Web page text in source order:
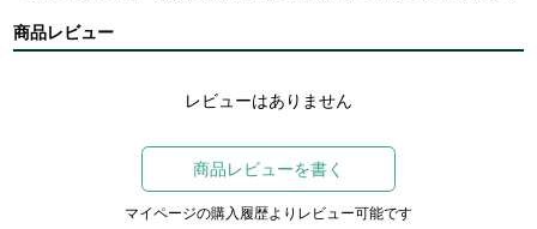
商品レビュー
レビューはありません
商品レビューを書く
マイページの購入履歴よりレビュー可能です